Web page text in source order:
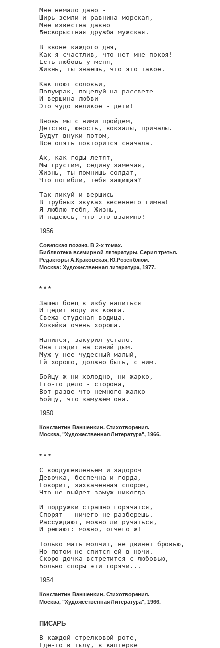
Мне немало дано -
Ширь земли и равнина морская,
Мне известна давно
Бескорыстная дружба мужская.
В звоне каждого дня,
Как я счастлив, что нет мне покоя!
Есть любовь у меня,
Жизнь, ты знаешь, что это такое.
Как поют соловьи,
Полумрак, поцелуй на рассвете.
И вершина любви -
Это чудо великое - дети!
Вновь мы с ними пройдем,
Детство, юность, вокзалы, причалы.
Будут внуки потом,
Всё опять повторится сначала.
Ах, как годы летят,
Мы грустим, седину замечая,
Жизнь, ты помнишь солдат,
Что погибли, тебя защищая?
Так ликуй и вершись
В трубных звуках весеннего гимна!
Я люблю тебя, Жизнь,
И надеюсь, что это взаимно!
1956
Советская поэзия. В 2-х томах.
Библиотека всемирной литературы. Серия третья.
Редакторы А.Краковская, Ю.Розенблюм.
Москва: Художественная литература, 1977.
* * *
Зашел боец в избу напиться
И цедит воду из ковша.
Свежа студеная водица.
Хозяйка очень хороша.
Напился, закурил устало.
Она глядит на синий дым.
Муж у нее чудесный малый,
Ей хорошо, должно быть, с ним.
Бойцу ж ни холодно, ни жарко,
Его-то дело - сторона,
Вот разве что немного жалко
Бойцу, что замужем она.
1950
Константин Ваншенкин. Стихотворения.
Москва, "Художественная Литература", 1966.
* * *
С воодушевленьем и задором
Девочка, беспечна и горда,
Говорит, захваченная спором,
Что не выйдет замуж никогда.
И подружки страшно горячатся,
Спорят - ничего не разберешь.
Рассуждают, можно ли ручаться,
И решают: можно, отчего ж!
Только мать молчит, не двинет бровью,
Но потом не спится ей в ночи.
Скоро дочка встретится с любовью,-
Больно споры эти горячи...
1954
Константин Ваншенкин. Стихотворения.
Москва, "Художественная Литература", 1966.
ПИСАРЬ
В каждой стрелковой роте,
Где-то в тылу, в каптерке